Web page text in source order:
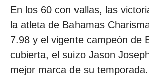
En los 60 con vallas, las
la atleta de Bahamas
7.98 y el vigente campeón de
cubierta, el suizo Jason
mejor marca de su temporada.